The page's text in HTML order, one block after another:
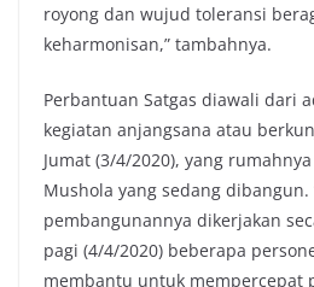
royong dan wujud toleransi
keharmonisan,” tambahnya.
Perbantuan Satgas diawali dari
kegiatan anjangsana atau
Jumat (3/4/2020), yang
Mushola yang sedang dibangun.
pembangunannya dikerjakan
pagi (4/4/2020) beberapa
membantu untuk mempercepat